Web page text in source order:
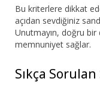
Bu kriterlere dikkat
açıdan sevdiğiniz
Unutmayın, doğru
memnuniyet sağlar.
Sıkça